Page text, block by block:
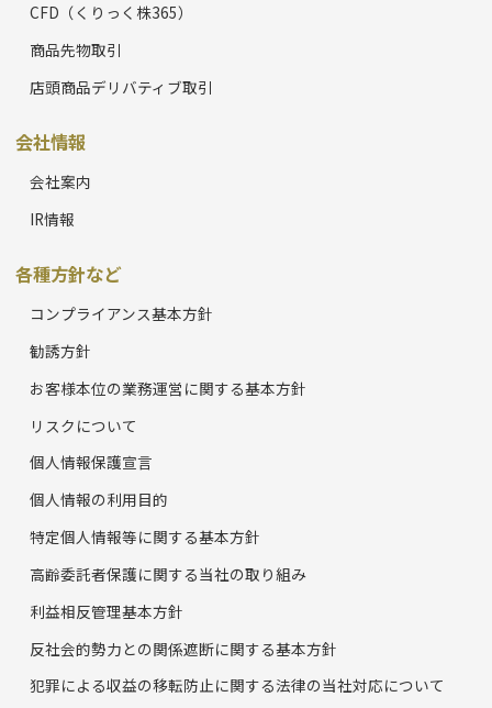
CFD（くりっく株365）
商品先物取引
店頭商品デリバティブ取引
会社情報
会社案内
IR情報
各種方針など
コンプライアンス基本方針
勧誘方針
お客様本位の業務運営に関する基本方針
リスクについて
個人情報保護宣言
個人情報の利用目的
特定個人情報等に関する基本方針
高齢委託者保護に関する当社の取り組み
利益相反管理基本方針
反社会的勢力との関係遮断に関する基本方針
犯罪による収益の移転防止に関する法律の当社対応について